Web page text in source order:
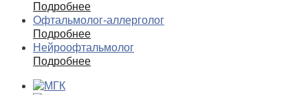
Подробнее
Офтальмолог-аллерголог
Подробнее
Нейроофтальмолог
Подробнее